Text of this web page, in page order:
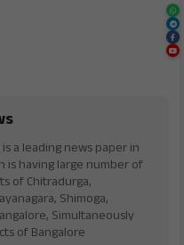
a leading news paper in
is having large number of
of Chitradurga,
Shimoga,
Simultaneously
of Bangalore